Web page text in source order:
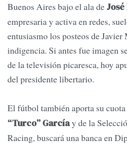
Buenos Aires bajo el ala de
empresaria y activa en redes,
entusiasmo los posteos de
indigencia. Si antes fue imagen
de la televisión picaresca, hoy
del presidente libertario.
El fútbol también aporta su
“Turco” Garcíay de la
Racing, buscará una banca en